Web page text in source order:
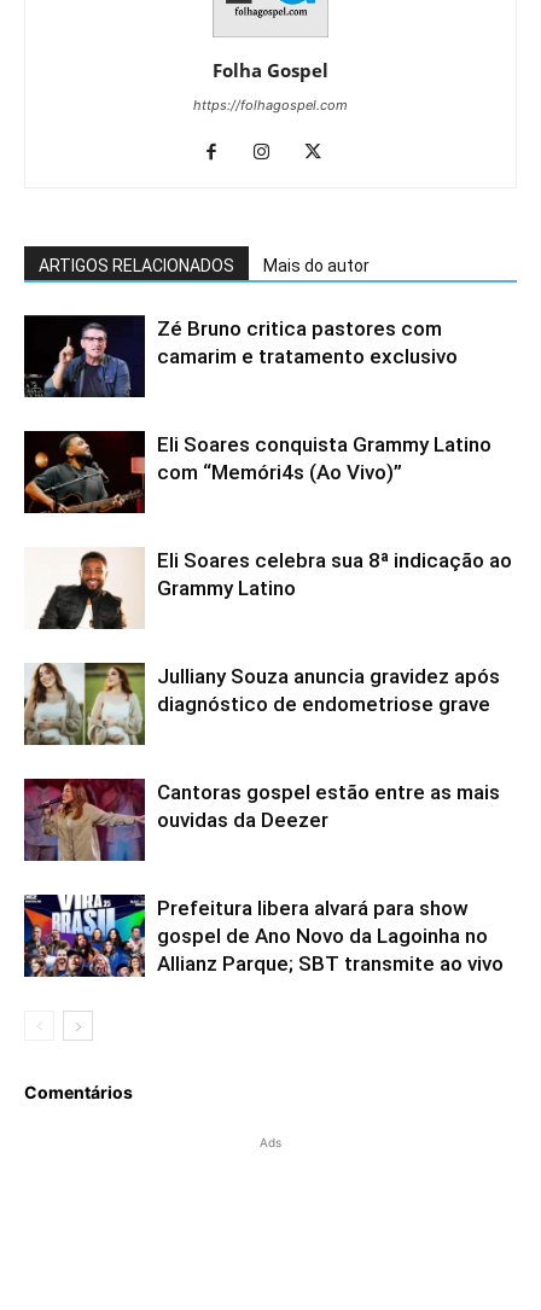
Folha Gospel
https://folhagospel.com
ARTIGOS RELACIONADOS Mais do autor
Zé Bruno critica pastores com
camarim e tratamento exclusivo
Eli Soares conquista Grammy Latino
com “Memóri4s (Ao Vivo)”
Eli Soares celebra sua 8ª indicação ao
Grammy Latino
Julliany Souza anuncia gravidez após
diagnóstico de endometriose grave
Cantoras gospel estão entre as mais
ouvidas da Deezer
Prefeitura libera alvará para show
gospel de Ano Novo da Lagoinha no
Allianz Parque; SBT transmite ao vivo
Comentários
Ads